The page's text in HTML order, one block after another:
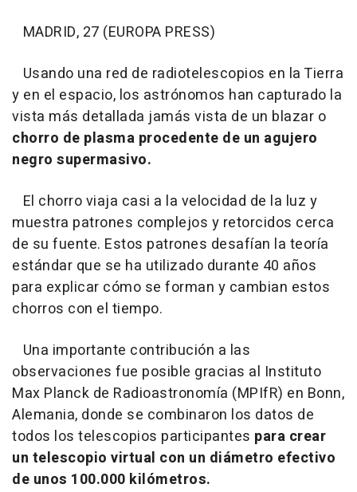
MADRID, 27 (EUROPA PRESS)
Usando una red de radiotelescopios en la Tierra
y en el espacio, los astrónomos han capturado la
vista más detallada jamás vista de un blazar o
chorro de plasma procedente de un agujero
negro supermasivo.
El chorro viaja casi a la velocidad de la luz y
muestra patrones complejos y retorcidos cerca
de su fuente. Estos patrones desafían la teoría
estándar que se ha utilizado durante 40 años
para explicar cómo se forman y cambian estos
chorros con el tiempo.
Una importante contribución a las
observaciones fue posible gracias al Instituto
Max Planck de Radioastronomía (MPIfR) en Bonn,
Alemania, donde se combinaron los datos de
todos los telescopios participantes para crear
un telescopio virtual con un diámetro efectivo
de unos 100.000 kilómetros.